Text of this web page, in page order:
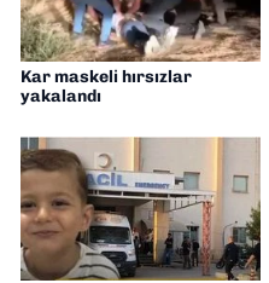
Kar maskeli hırsızlar
yakalandı